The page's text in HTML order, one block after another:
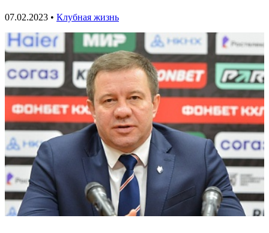
07.02.2023 • Клубная жизнь